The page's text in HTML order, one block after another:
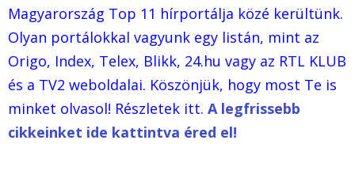
Magyarország Top 11 hírportálja közé kerültünk.
Olyan portálokkal vagyunk egy listán, mint az
Origo, Index, Telex, Blikk, 24.hu vagy az RTL KLUB
és a TV2 weboldalai. Köszönjük, hogy most Te is
minket olvasol! Részletek itt. A legfrissebb
cikkeinket ide kattintva éred el!